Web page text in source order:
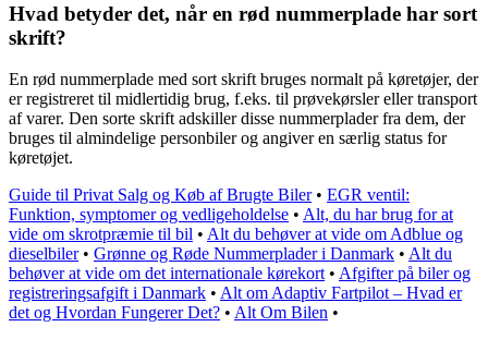
Hvad betyder det, når en rød nummerplade har sort
skrift?
En rød nummerplade med sort skrift bruges normalt på køretøjer, der
er registreret til midlertidig brug, f.eks. til prøvekørsler eller transport
af varer. Den sorte skrift adskiller disse nummerplader fra dem, der
bruges til almindelige personbiler og angiver en særlig status for
køretøjet.
Guide til Privat Salg og Køb af Brugte Biler• EGR ventil:
Funktion, symptomer og vedligeholdelse • Alt, du har brug for at
vide om skrotpræmie til bil • Alt du behøver at vide om Adblue og
dieselbiler• Grønne og Røde Nummerplader i Danmark • Alt du
behøver at vide om det internationale kørekort • Afgifter på biler og
registreringsafgift i Danmark • Alt om Adaptiv Fartpilot – Hvad er
det og Hvordan Fungerer Det? • Alt Om Bilen •